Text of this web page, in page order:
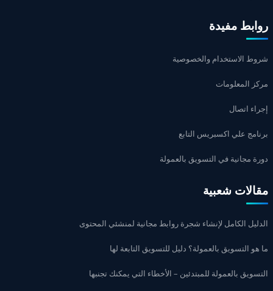
روابط مفيدة
شروط الاستخدام والخصوصية
مركز المعلومات
إجراء اتصال
برنامج علي اكسبريس التابع
دورة مجانية في التسويق بالعمولة
مقالات شعبية
الدليل الكامل لإنشاء شجرة روابط مجانية لمنشئي المحتوى
ما هو التسويق بالعمولة؟ دليل للتسويق التابعة لها
التسويق بالعمولة للمبتدئين – الأخطاء التي يمكنك تجنبها